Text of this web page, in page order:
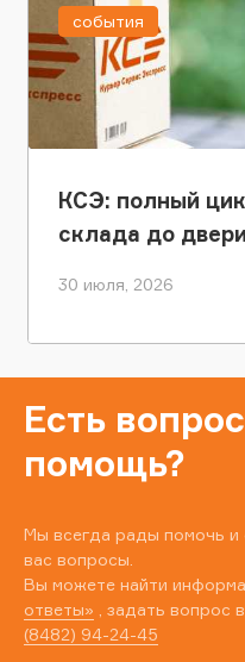
КСЭ: полный
склада до
30 июля, 2026
события
Есть
помощь?
Мы всегда рады помочь и
вас вопросы.
Вы можете найти
ответы» , задать вопрос
(8482) 94-24-45